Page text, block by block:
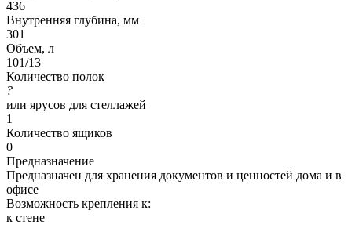
436
Внутренняя глубина, мм
301
Объем, л
101/13
Количество полок
?
или ярусов для стеллажей
1
Количество ящиков
0
Предназначение
Предназначен для хранения документов и ценностей дома и в
офисе
Возможность крепления к:
к стене